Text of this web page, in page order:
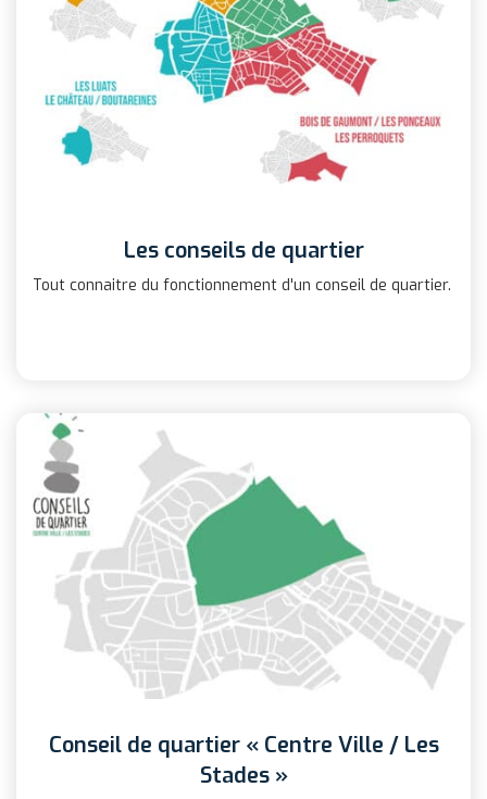
Les conseils de quartier
Tout connaitre du fonctionnement d'un conseil de quartier.
Conseil de quartier « Centre Ville / Les
Stades »